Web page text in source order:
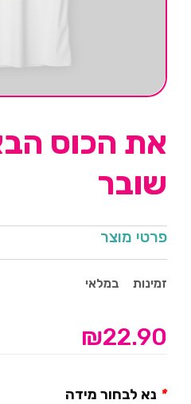
את הכוס
שובר
פרטי מוצר
זמינות במלאי
₪22.90
נא לבחור מידה *